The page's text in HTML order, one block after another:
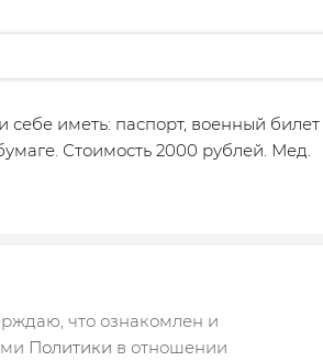
себе иметь: паспорт, военный билет
Стоимость 2000 рублей. Мед.
что ознакомлен и
Политики в отношении